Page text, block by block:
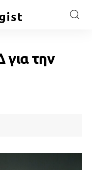
για την